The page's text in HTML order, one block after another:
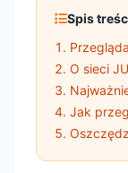
Spis
O sieci
Jak